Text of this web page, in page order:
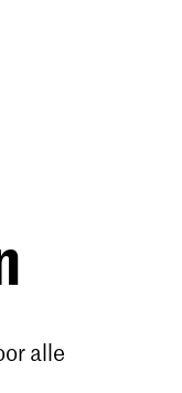
alle